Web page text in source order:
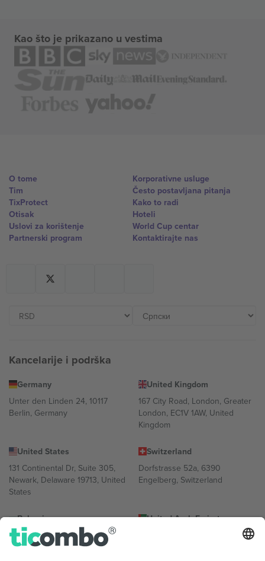
Kao što je prikazano u vestima
O tome
Tim
TixProtect
Otisak
Uslovi za korištenje
Partnerski program
Korporativne usluge
Često postavljana pitanja
Kako to radi
Hoteli
World Cup centar
Kontaktirajte nas
Kancelarije i podrška
Germany
Unter den Linden 24, 10117
Berlin, Germany
United Kingdom
167 City Road, London, Greater
London, EC1V 1AW, United
Kingdom
United States
131 Continental Dr, Suite 305,
Newark, Delaware 19713, United
States
Switzerland
Dorfstrasse 52a, 6390
Engelberg, Switzerland
Bulgaria
Regus Sofia City West, bul
Totleben 53-55, 1606 Sofia,
United Arab Emirates
UAE Dubai Silicon Oasis, DDP